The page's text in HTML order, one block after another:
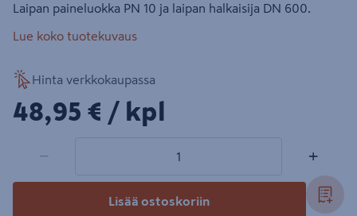
Laipan paineluokka PN 10 ja laipan halkaisija DN 600.
Lue koko tuotekuvaus
Hinta verkkokaupassa
48,95€/kpl
48,95 € / kpl
− +
Lisää ostoskoriin